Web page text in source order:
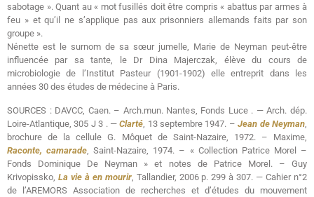
sabotage ». Quant au « mot fusillés doit être compris « abattus par armes à
feu » et qu’il ne s’applique pas aux prisonniers allemands faits par son
groupe ».
Nénette est le surnom de sa sœur jumelle, Marie de Neyman peut-être
influencée par sa tante, le Dr Dina Majerczak, élève du cours de
microbiologie de l’Institut Pasteur (1901-1902) elle entreprit dans les
années 30 des études de médecine à Paris.
SOURCES : DAVCC, Caen. – Arch.mun. Nantes, Fonds Luce . — Arch. dép.
Loire-Atlantique, 305 J 3 . —Clarté , 13 septembre 1947. –Jean de Neyman
brochure de la cellule G. Môquet de Saint-Nazaire, 1972. – Maxime,
Raconte, camarade , Saint-Nazaire, 1974. – « Collection Patrice Morel –
Fonds Dominique De Neyman » et notes de Patrice Morel. – Guy
Krivopissko, La vie à en mourir, Tallandier, 2006 p. 299 à 307. — Cahier n°2
de l’AREMORS Association de recherches et d’études du mouvement